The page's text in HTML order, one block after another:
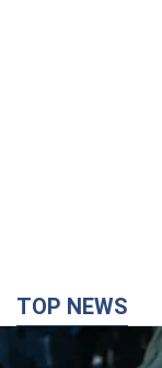
TOP NEWS